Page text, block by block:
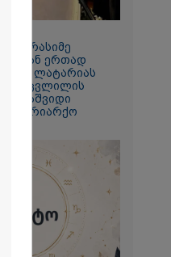
გერასიმე
ერთად
ლატარიას
პანაშვიდი